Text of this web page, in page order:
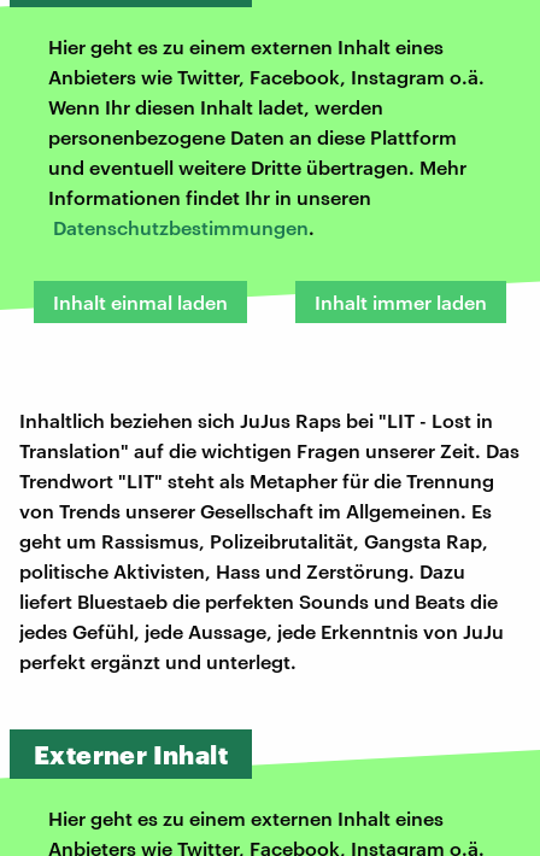
Hier geht es zu einem externen Inhalt eines
Anbieters wie Twitter, Facebook, Instagram o.ä.
Wenn Ihr diesen Inhalt ladet, werden
personenbezogene Daten an diese Plattform
und eventuell weitere Dritte übertragen. Mehr
Informationen findet Ihr in unseren
Datenschutzbestimmungen.
Inhalt einmal laden Inhalt immer laden
Inhaltlich beziehen sich JuJus Raps bei "LIT - Lost in
Translation" auf die wichtigen Fragen unserer Zeit. Das
Trendwort "LIT" steht als Metapher für die Trennung
von Trends unserer Gesellschaft im Allgemeinen. Es
geht um Rassismus, Polizeibrutalität, Gangsta Rap,
politische Aktivisten, Hass und Zerstörung. Dazu
liefert Bluestaeb die perfekten Sounds und Beats die
jedes Gefühl, jede Aussage, jede Erkenntnis von JuJu
perfekt ergänzt und unterlegt.
Externer Inhalt
Hier geht es zu einem externen Inhalt eines
Anbieters wie Twitter, Facebook, Instagram o.ä.